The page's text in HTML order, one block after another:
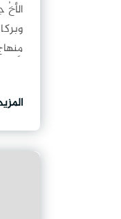
مِنهاجِ